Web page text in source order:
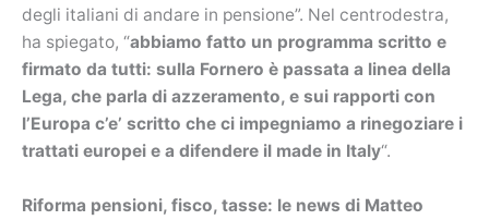
degli italiani di andare in pensione”. Nel centrodestra,
ha spiegato, “abbiamo fatto un programma scritto e
firmato da tutti: sulla Fornero è passata a linea della
Lega, che parla di azzeramento, e sui rapporti con
l’Europa c’e’ scritto che ci impegniamo a rinegoziare i
trattati europei e a difendere il made in Italy“.
Riforma pensioni, fisco, tasse: le news di Matteo